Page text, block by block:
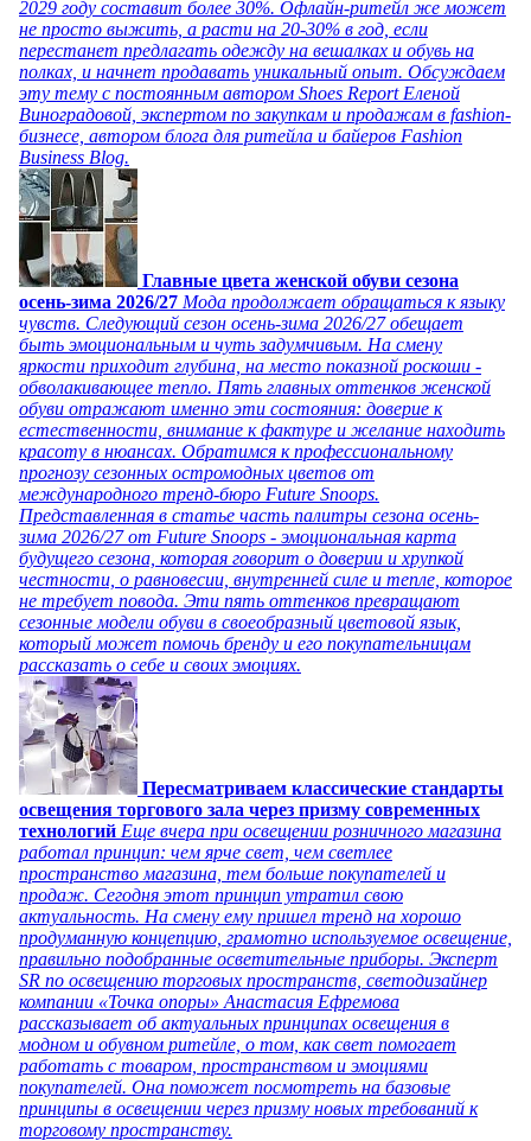
2029 году составит более 30%. Офлайн-ритейл же может
не просто выжить, а расти на 20-30% в год, если
перестанет предлагать одежду на вешалках и обувь на
полках, и начнет продавать уникальный опыт. Обсуждаем
эту тему с постоянным автором Shoes Report Еленой
Виноградовой, экспертом по закупкам и продажам в fashion-
бизнесе, автором блога для ритейла и байеров Fashion
Business Blog.
Главные цвета женской обуви сезона
осень-зима 2026/27 Мода продолжает обращаться к языку
чувств. Следующий сезон осень-зима 2026/27 обещает
быть эмоциональным и чуть задумчивым. На смену
яркости приходит глубина, на место показной роскоши -
обволакивающее тепло. Пять главных оттенков женской
обуви отражают именно эти состояния: доверие к
естественности, внимание к фактуре и желание находить
красоту в нюансах. Обратимся к профессиональному
прогнозу сезонных остромодных цветов от
международного тренд-бюро Future Snoops.
Представленная в статье часть палитры сезона осень-
зима 2026/27 от Future Snoops - эмоциональная карта
будущего сезона, которая говорит о доверии и хрупкой
честности, о равновесии, внутренней силе и тепле, которое
не требует повода. Эти пять оттенков превращают
сезонные модели обуви в своеобразный цветовой язык,
который может помочь бренду и его покупательницам
рассказать о себе и своих эмоциях.
Пересматриваем классические стандарты
освещения торгового зала через призму современных
технологий Еще вчера при освещении розничного магазина
работал принцип: чем ярче свет, чем светлее
пространство магазина, тем больше покупателей и
продаж. Сегодня этот принцип утратил свою
актуальность. На смену ему пришел тренд на хорошо
продуманную концепцию, грамотно используемое освещение,
правильно подобранные осветительные приборы. Эксперт
SR по освещению торговых пространств, светодизайнер
компании «Точка опоры» Анастасия Ефремова
рассказывает об актуальных принципах освещения в
модном и обувном ритейле, о том, как свет помогает
работать с товаром, пространством и эмоциями
покупателей. Она поможет посмотреть на базовые
принципы в освещении через призму новых требований к
торговому пространству.